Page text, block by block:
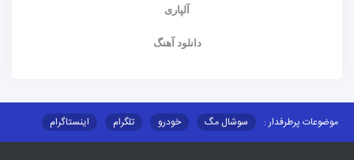
آلپاری
دانلود آهنگ
موضوعات پرطرفدار : سوشال مگ خودرو تلگرام
اینستاگرام